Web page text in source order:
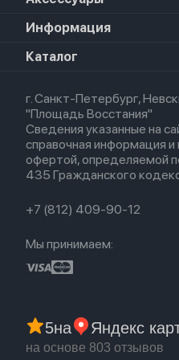
iPad Mini 7 (2024)
iPad Pro 11 M5 (2025)
Apple Watch Series 8
Apple Watch SE 2022
Airpods Pro
Airpods 3
Airpods (1-е)
EarPods
Apple TV
HomePod 2
Для iPhone
Для Macbook
Информация
О магазине
Политика
Оплата и доставка
Партнерская программа
Гарантия
Обмен и возврат
Бонусы
Каталог
Новые поступления
Популярное
Акции
г. Санкт-Петербург,
"Площадь Восстания"
Сведения указанные на
справочная информация и
офертой, определяемой
435 Гражданского
+7 (812) 409-90-12
Мы принимаем:
5на Яндекс
на основе 803 отзывов